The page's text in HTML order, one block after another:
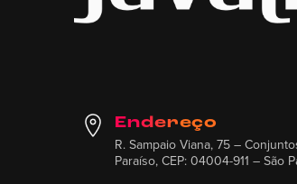
Endereço
R. Sampaio Viana, 75 –
Paraíso, CEP: 04004-911 – São